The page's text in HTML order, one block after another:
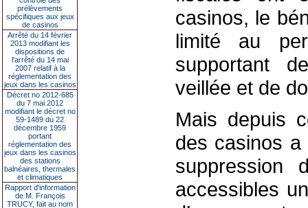
prélèvements
spécifiques aux jeux
de casinos
Arrêté du 14 février
2013 modifiant les
dispositions de
l'arrêté du 14 mai
2007 relatif à la
réglementation des
jeux dans les casinos
Décret no 2012-685
du 7 mai 2012
modifiant le décret no
59-1489 du 22
décembre 1959
portant
réglementation des
jeux dans les casinos
des stations
balnéaires, thermales
et climatiques
Rapport d'information
de M. François
TRUCY, fait au nom
casinos, le
limité au
supportant
veillée et de
Mais depuis
des casinos a
suppression
accessibles